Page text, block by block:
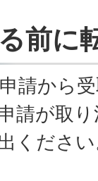
前に
請から
請が取
くださ